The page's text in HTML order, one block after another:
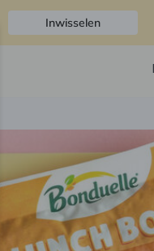
Inwisselen